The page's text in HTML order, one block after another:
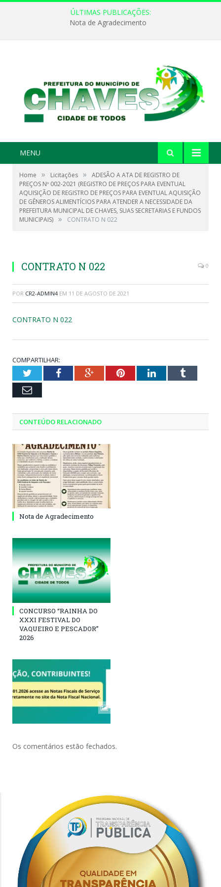
ÚLTIMAS PUBLICAÇÕES:
Nota de Agradecimento
MENU
Home » Licitações »
ADESÃO A ATA DE REGISTRO DE
PREÇOS Nº 002-2021 (REGISTRO DE PREÇOS PARA EVENTUAL
AQUISIÇÃO DE REGISTRO DE PREÇOS PARA EVENTUAL AQUISIÇÃO
DE GÊNEROS ALIMENTÍCIOS PARA ATENDER A NECESSIDADE DA
PREFEITURA MUNICIPAL DE CHAVES, SUAS SECRETARIAS E FUNDOS
MUNICIPAIS) » CONTRATO N 022
CONTRATO N 022 0
POR CR2-ADMIN4 EM 11 DE AGOSTO DE 2021
CONTRATO N 022
COMPARTILHAR:
TwitterFacebookGoogle+PinterestLinkedInTumblr
Email
CONTEÚDO RELACIONADO
Nota de Agradecimento
CONCURSO “RAINHA DO
XXXI FESTIVAL DO
VAQUEIRO E PESCADOR”
2026
Os comentários estão fechados.